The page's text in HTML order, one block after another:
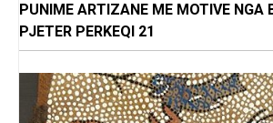
PUNIME ARTIZANE ME MOTIVE NGA
PJETER PERKEQI 21